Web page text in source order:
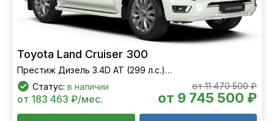
Toyota Land Cruiser 300
Престиж Дизель 3.4D AT (299 л.с.) 4WD
Статус: в наличии от 11 470 500 ₽
от 9 745 500 ₽
от 183 463 ₽/мес.